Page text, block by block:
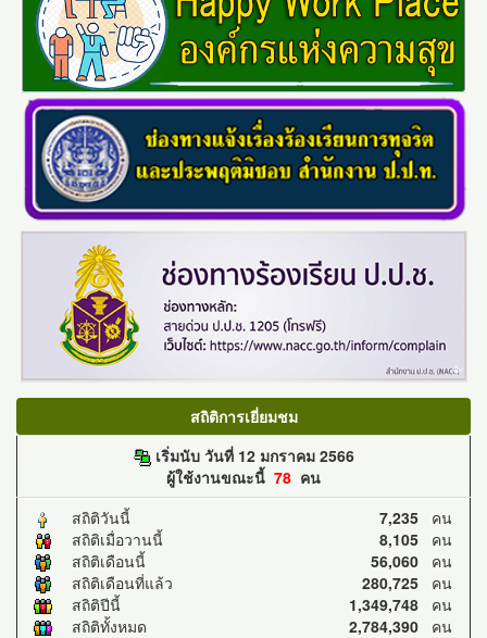
สถิติการเยี่ยมชม
เริ่มนับ วันที่ 12 มกราคม 2566
ผู้ใช้งานขณะนี้ 78 คน
สถิติวันนี้
7,235 คน
สถิติเมื่อวานนี้
8,105 คน
สถิติเดือนนี้
56,060 คน
สถิติเดือนที่แล้ว
280,725 คน
สถิติปีนี้
1,349,748 คน
สถิติทั้งหมด
2,784,390 คน